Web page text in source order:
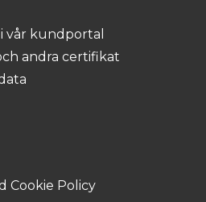
vår kundportal
andra certifikat
Cookie Policy